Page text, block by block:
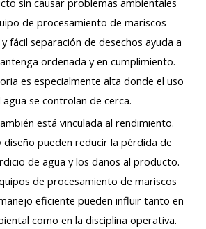
sin causar problemas ambientales
de procesamiento de mariscos
fácil separación de desechos ayuda a
ordenada y en cumplimiento.
es especialmente alta donde el uso
agua se controlan de cerca.
está vinculada al rendimiento.
pueden reducir la pérdida de
de agua y los daños al producto.
de procesamiento de mariscos
eficiente pueden influir tanto en
como en la disciplina operativa.